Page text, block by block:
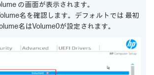
の画面が表示されます。
名を確認します。デフォルトでは 最初
名はVolume0が設定されます。